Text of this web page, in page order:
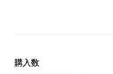
購入数